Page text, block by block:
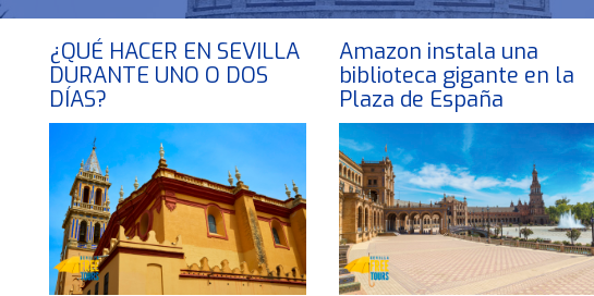
¿QUÉ HACER EN SEVILLA
DURANTE UNO O DOS
DÍAS?
Amazon instala una
biblioteca gigante en la
Plaza de España